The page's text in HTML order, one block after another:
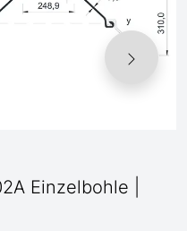
Einzelbohle |